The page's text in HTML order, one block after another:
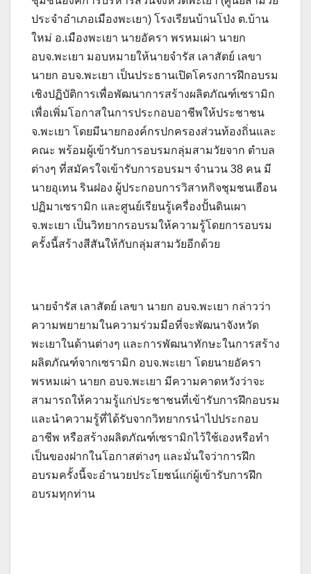
ประจำอำเภอเมืองพะเยา) โรงเรียนบ้านโป่ง ต.บ้าน
ใหม่ อ.เมืองพะเยา นายอัครา พรหมเผ่า นายก
อบจ.พะเยา มอบหมายให้นายจำรัส เลาสัตย์ เลขา
นายก อบจ.พะเยา เป็นประธานเปิดโครงการฝึกอบรม
เชิงปฏิบัติการเพื่อพัฒนาการสร้างผลิตภัณฑ์เซรามิก
เพื่อเพิ่มโอกาสในการประกอบอาชีพให้ประชาชน
จ.พะเยา โดยมีนายกองค์กรปกครองส่วนท้องถิ่นและ
คณะ พร้อมผู้เข้ารับการอบรมกลุ่มสามวัยจาก ตำบล
ต่างๆ ที่สมัครใจเข้ารับการอบรมฯ จำนวน 38 คน มี
นายอุเทน รินฝอง ผู้ประกอบการวิสาหกิจชุมชนเฮือน
ปฏิมาเซรามิก และศูนย์เรียนรู้เครื่องปั้นดินเผา
จ.พะเยา เป็นวิทยากรอบรมให้ความรู้โดยการอบรม
ครั้งนี้สร้างสีสันให้กับกลุ่มสามวัยอีกด้วย
นายจำรัส เลาสัตย์ เลขา นายก อบจ.พะเยา กล่าวว่า
ความพยายามในความร่วมมือที่จะพัฒนาจังหวัด
พะเยาในด้านต่างๆ และการพัฒนาทักษะในการสร้าง
ผลิตภัณฑ์จากเซรามิก อบจ.พะเยา โดยนายอัครา
พรหมเผ่า นายก อบจ.พะเยา มีความคาดหวังว่าจะ
สามารถให้ความรู้แก่ประชาชนที่เข้ารับการฝึกอบรม
และนำความรู้ที่ได้รับจากวิทยากรนำไปประกอบ
อาชีพ หรือสร้างผลิตภัณฑ์เซรามิกไว้ใช้เองหรือทำ
เป็นของฝากในโอกาสต่างๆ และมั่นใจว่าการฝึก
อบรมครั้งนี้จะอำนวยประโยชน์แก่ผู้เข้ารับการฝึก
อบรมทุกท่าน